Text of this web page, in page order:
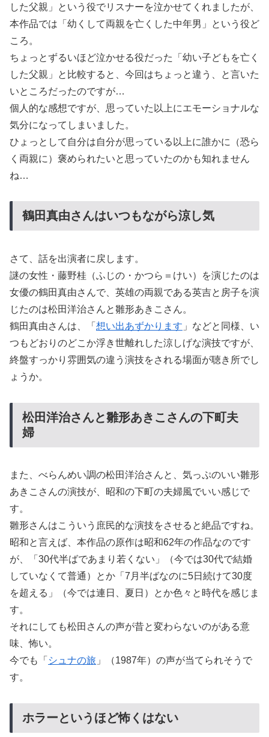
した父親」という役でリスナーを泣かせてくれましたが、
本作品では「幼くして両親を亡くした中年男」という役ど
ころ。
ちょっとずるいほど泣かせる役だった「幼い子どもを亡く
した父親」と比較すると、今回はちょっと違う、と言いた
いところだったのですが…
個人的な感想ですが、思っていた以上にエモーショナルな
気分になってしまいました。
ひょっとして自分は自分が思っている以上に誰かに（恐ら
く両親に）褒められたいと思っていたのかも知れません
ね…
鶴田真由さんはいつもながら涼し気
さて、話を出演者に戻します。
謎の女性・藤野桂（ふじの・かつら＝けい）を演じたのは
女優の鶴田真由さんで、英雄の両親である英吉と房子を演
じたのは松田洋治さんと雛形あきこさん。
鶴田真由さんは、「 想い出あずかります 」などと同様、い
つもどおりのどこか浮き世離れした涼しげな演技ですが、
終盤すっかり雰囲気の違う演技をされる場面が聴き所でし
ょうか。
松田洋治さんと雛形あきこさんの下町夫
婦
また、べらんめい調の松田洋治さんと、気っぷのいい雛形
あきこさんの演技が、昭和の下町の夫婦風でいい感じで
す。
雛形さんはこういう庶民的な演技をさせると絶品ですね。
昭和と言えば、本作品の原作は昭和62年の作品なのです
が、「30代半ばであまり若くない」（今では30代で結婚
していなくて普通）とか「7月半ばなのに5日続けて30度
を超える」（今では連日、夏日）とか色々と時代を感じま
す。
それにしても松田さんの声が昔と変わらないのがある意
味、怖い。
今でも「 シュナの旅 」（1987年）の声が当てられそうで
す。
ホラーというほど怖くはない